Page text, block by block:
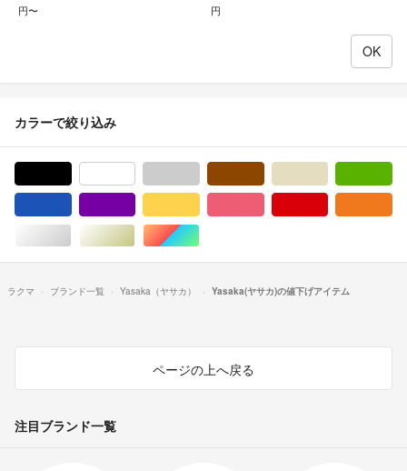
円〜 円
カラーで絞り込み
シルバー/銀色系ゴールド/金色系マルチカラー
ラクマ ブランド一覧 Yasaka（ヤサカ） Yasaka(ヤサカ)の値下げアイテム
ページの上へ戻る
注目ブランド一覧